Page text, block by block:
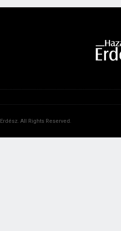
All Rights Reserved.